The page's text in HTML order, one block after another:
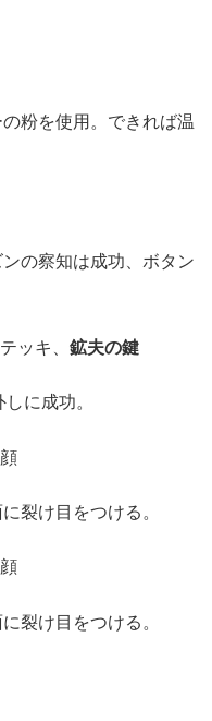
粉を使用。できれば温
の察知は成功、ボタン
ッキ、 鉱夫の鍵
に成功。
裂け目をつける。
裂け目をつける。